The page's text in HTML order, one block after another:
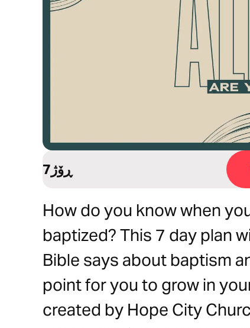
7ڕۆژ
How do you know when
baptized? This 7 day plan
Bible says about baptism
point for you to grow in
created by Hope City